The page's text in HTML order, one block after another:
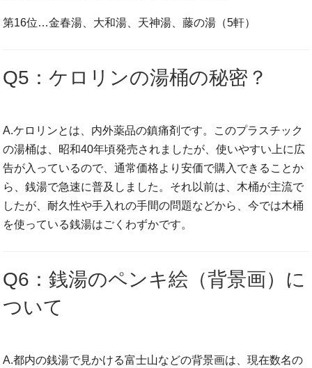
第16位…金春湯、大和湯、天神湯、藤の湯（5軒）
Q5：ケロリンの湯桶の秘密？
A.ケロリンとは、内外薬品の鎮痛剤です。このプラスチック
の湯桶は、昭和40年頃発売されましたが、使いやすい上に広
告が入っているので、通常価格より安価で購入できることか
ら、銭湯で急速に普及しました。それ以前は、木桶が主流で
したが、耐久性や手入れの手間の問題などから、今では木桶
を使っている銭湯はごくわずかです。
Q6：銭湯のペンキ絵（背景画）に
ついて
A.都内の銭湯で見かける富士山などの背景画は、現在数名の